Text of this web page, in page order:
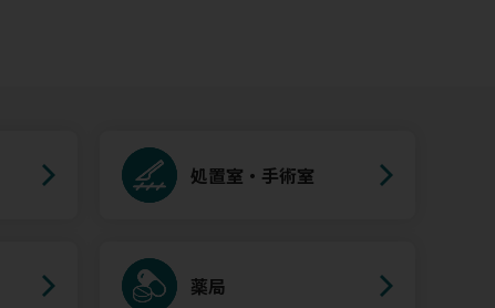
処置室・手術室
薬局